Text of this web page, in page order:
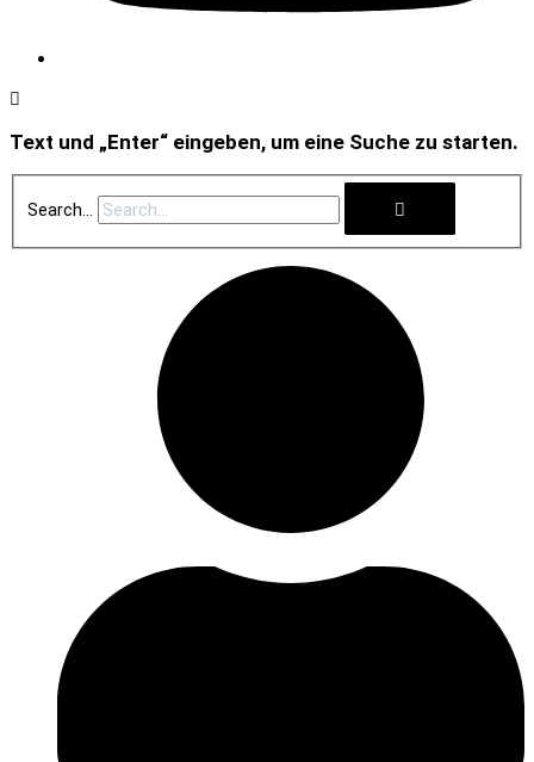
Text und „Enter“ eingeben, um eine Suche zu starten.
Search...